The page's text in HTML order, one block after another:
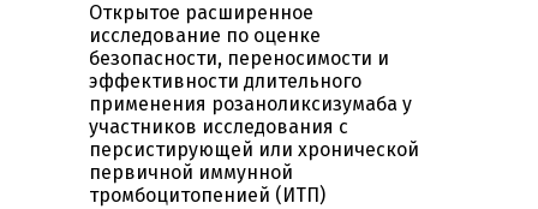
Открытое расширенное
исследование по оценке
безопасности, переносимости и
эффективности длительного
применения розаноликсизумаба у
участников исследования с
персистирующей или хронической
первичной иммунной
тромбоцитопенией (ИТП)